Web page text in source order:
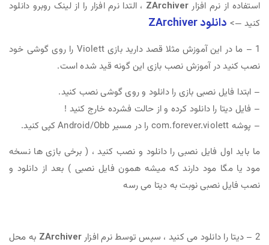
استفاده از نرم افزار ZArchiver ، التدا نرم افزار را از لینک روبرو دانلود
کنید —> دانلود ZArchiver
1 – ما در این آموزش مثلا قصد دارید بازی Violett را روی گوشی خود
نصب کنید در آموزش نصب بازی این گونه قید شده است.
– ابتدا فایل نصبی بازی را دانلود و روی گوشی نصب کنید.
– فایل دیتا را دانلود کرده و از حالت فشرده خارج کنید !
– پوشه com.forever.violett را در مسیر Android/Obb کپی کنید.
ما باید اول فایل نصبی را دانلود و نصب کنید ، ( برخی بازی ها نسخه
مود یا مگا مود دارند که میشه همون فایل نصبی ) بعد از دانلود و
نصب فایل نصبی نوبت به دیتا می رسه
2 – دیتا را دانلود می کنید ، سپس توسط نرم افزار ZArchiver به محل